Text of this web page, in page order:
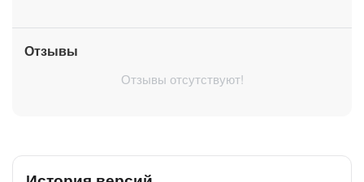
Отзывы
Отзывы отсутствуют!